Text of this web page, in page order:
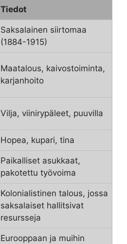
Tiedot
Saksalainen siirtomaa
(1884-1915)
Maatalous, kaivostoiminta,
karjanhoito
Vilja, viinirypäleet, puuvilla
Hopea, kupari, tina
Paikalliset asukkaat,
pakotettu työvoima
Kolonialistinen talous, jossa
saksalaiset hallitsivat
resursseja
Eurooppaan ja muihin